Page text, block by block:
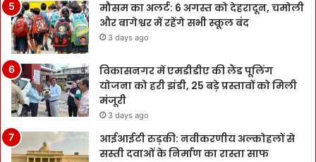
मौसम का अलर्ट: 6 अगस्त को देहरादून, चमोली
और बागेश्वर में रहेंगे सभी स्कूल बंद
3 days ago
विकासनगर में एमडीडीए की लैंड पूलिंग
योजना को हरी झंडी, 25 बड़े प्रस्तावों को मिली
मंजूरी
3 days ago
आईआईटी रुड़की: नवीकरणीय अल्कोहलों से
सस्ती दवाओं के निर्माण का रास्ता साफ